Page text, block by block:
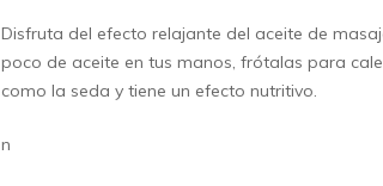
Disfruta del efecto relajante del aceite de
poco de aceite en tus manos, frótalas para
como la seda y tiene un efecto nutritivo.
n